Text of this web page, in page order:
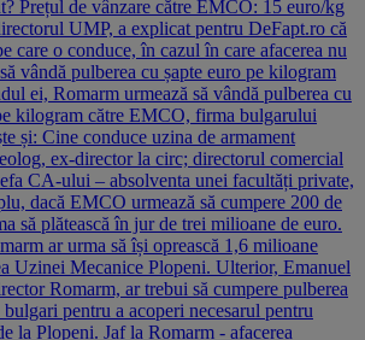
Prețul de vânzare către EMCO: 15 euro/kg
UMP, a explicat pentru DeFapt.ro că
care o conduce, în cazul în care afacerea nu
vândă pulberea cu șapte euro pe kilogram
ei, Romarm urmează să vândă pulberea cu
kilogram către EMCO, firma bulgarului
și: Cine conduce uzina de armament
ex-director la circ; directorul comercial
CA-ului – absolventa unei facultăți private,
dacă EMCO urmează să cumpere 200 de
să plătească în jur de trei milioane de euro.
ar urma să își oprească 1,6 milioane
Uzinei Mecanice Plopeni. Ulterior, Emanuel
Romarm, ar trebui să cumpere pulberea
pentru a acoperi necesarul pentru
la Plopeni. Jaf la Romarm - afacerea